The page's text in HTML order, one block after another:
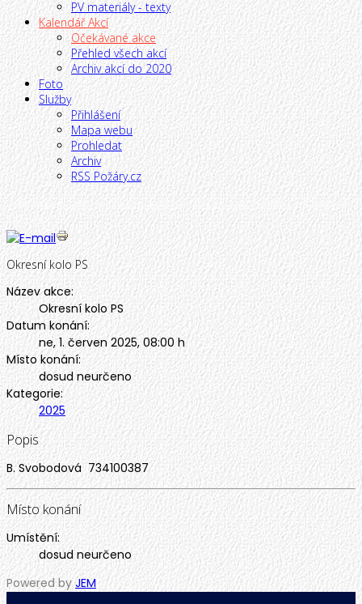
PV materiály - texty
Kalendář Akcí
Očekávané akce
Přehled všech akcí
Archiv akcí do 2020
Foto
Služby
Přihlášení
Mapa webu
Prohledat
Archiv
RSS Požáry.cz
Jste zde: Hlavní - Kalendář Akcí - Očekávané akce - Okresní
kolo PS
Okresní kolo PS
Název akce:
Okresní kolo PS
Datum konání:
ne, 1. červen 2025, 08:00 h
Místo konání:
dosud neurčeno
Kategorie:
2025
Popis
B. Svobodová 734100387
Místo konání
Umístění:
dosud neurčeno
Powered by JEM